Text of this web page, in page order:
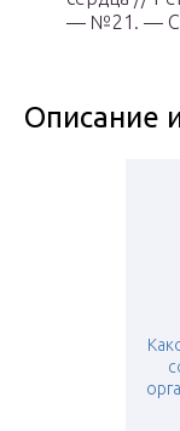
— №21. — С.
Описание